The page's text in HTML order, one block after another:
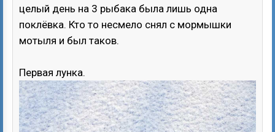
целый день на 3 рыбака была лишь одна
поклёвка. Кто то несмело снял с мормышки
мотыля и был таков.
Первая лунка.